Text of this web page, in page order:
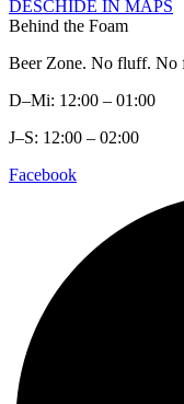
DESCHIDE ÎN MAPS
Behind the Foam
Beer Zone. No fluff. No
D–Mi: 12:00 – 01:00
J–S: 12:00 – 02:00
Facebook